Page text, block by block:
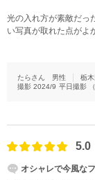
光の入れ方が素敵だっ
い写真が取れた点がよ
たらさん 男性
栃
撮影 2024/9 平日撮影
5.0
オシャレで今風な